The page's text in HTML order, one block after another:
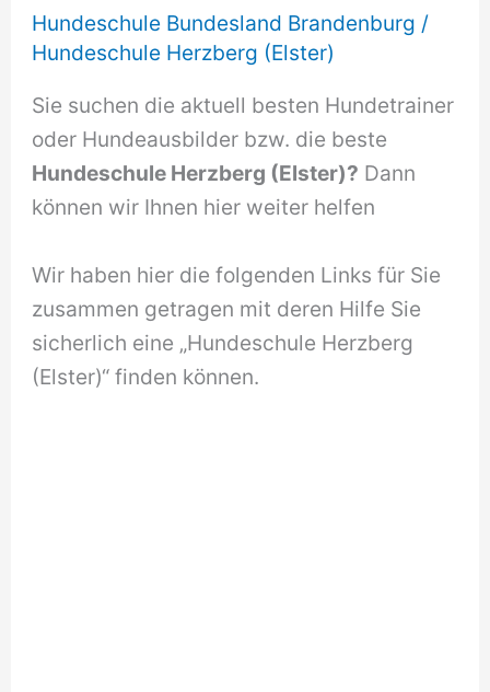
Hundeschule Bundesland Brandenburg /
Hundeschule Herzberg (Elster)
Sie suchen die aktuell besten Hundetrainer
oder Hundeausbilder bzw. die beste
Hundeschule Herzberg (Elster)? Dann
können wir Ihnen hier weiter helfen
Wir haben hier die folgenden Links für Sie
zusammen getragen mit deren Hilfe Sie
sicherlich eine „Hundeschule Herzberg
(Elster)“ finden können.